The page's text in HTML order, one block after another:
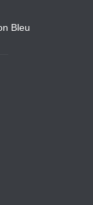
Bleu